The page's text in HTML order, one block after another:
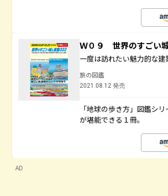
Ｗ０９ 世界のすごい
一度は訪れたい魅力的な
旅の図鑑
2021.08.12 発売
「地球の歩き方」図鑑シ
が堪能できる１冊。
AD